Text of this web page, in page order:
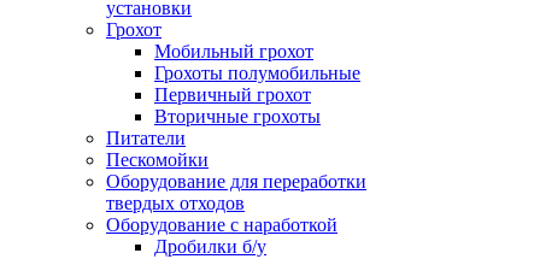
установки
Грохот
Мобильный грохот
Грохоты полумобильные
Первичный грохот
Вторичные грохоты
Питатели
Пескомойки
Оборудование для переработки
твердых отходов
Оборудование с наработкой
Дробилки б/у